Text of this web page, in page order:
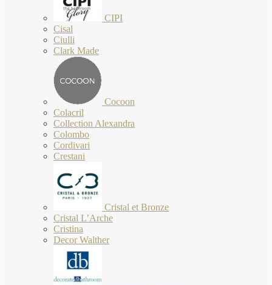
CIPI
Cisal
Ciulli
Clark Made
Cocoon
Colacril
Collection Alexandra
Colombo
Cordivari
Crestani
Cristal et Bronze
Cristal L’Arche
Cristina
Decor Walther